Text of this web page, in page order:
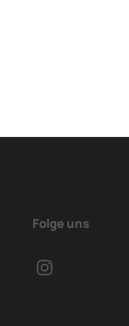
Folge uns